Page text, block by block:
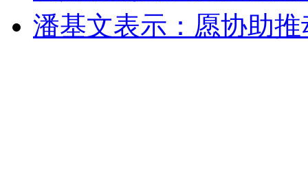
潘基文表示：愿协助